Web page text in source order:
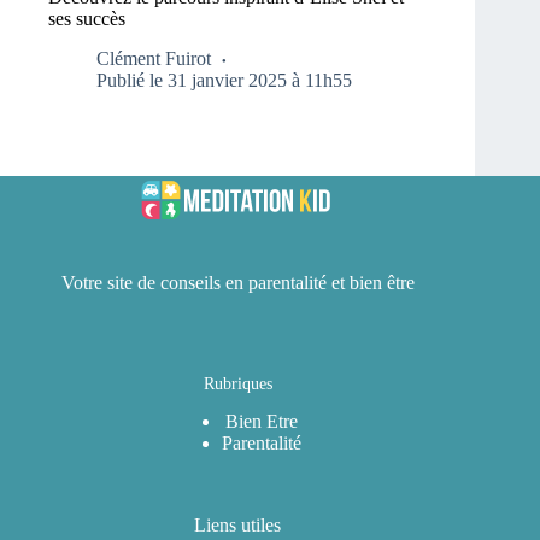
ses succès
Clément Fuirot
Publié le 31 janvier 2025 à 11h55
Votre site de conseils en parentalité et bien être
Rubriques
Bien Etre
Parentalité
Liens utiles